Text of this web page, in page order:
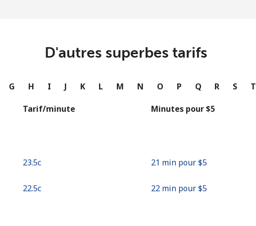
Continue avec
D'autres superbes tarifs
G H I J K L M N O P Q R S T
Tarif/minute Minutes pour ⁦$5⁩
⁦23.5c⁩ 21 min pour ⁦$5⁩
⁦22.5c⁩ 22 min pour ⁦$5⁩